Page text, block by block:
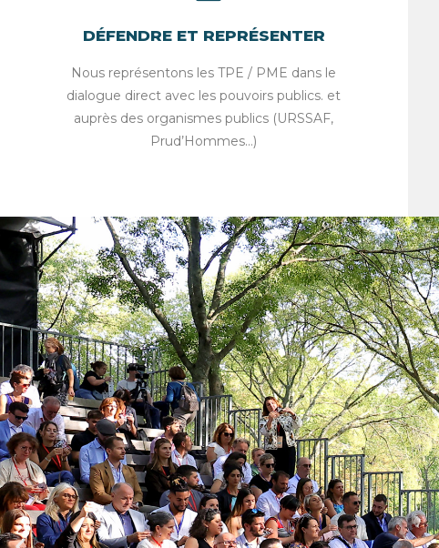
DÉFENDRE ET REPRÉSENTER​
Nous représentons les TPE / PME dans le
dialogue direct avec les pouvoirs publics. et
auprès des organismes publics (URSSAF,
Prud’Hommes…)